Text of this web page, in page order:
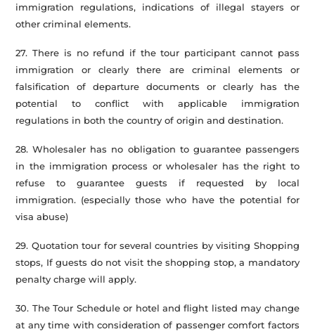
immigration regulations, indications of illegal stayers or
other criminal elements.
27. There is no refund if the tour participant cannot pass
immigration or clearly there are criminal elements or
falsification of departure documents or clearly has the
potential to conflict with applicable immigration
regulations in both the country of origin and destination.
28. Wholesaler has no obligation to guarantee passengers
in the immigration process or wholesaler has the right to
refuse to guarantee guests if requested by local
immigration. (especially those who have the potential for
visa abuse)
29. Quotation tour for several countries by visiting Shopping
stops, If guests do not visit the shopping stop, a mandatory
penalty charge will apply.
30. The Tour Schedule or hotel and flight listed may change
at any time with consideration of passenger comfort factors